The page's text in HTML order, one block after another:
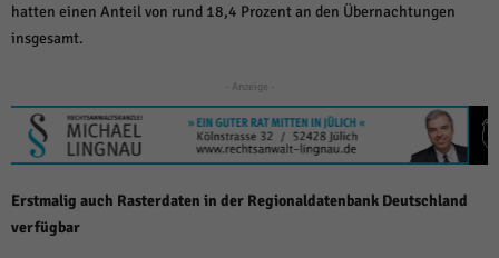
hatten einen Anteil von rund 18,4 Prozent an den Übernachtungen
insgesamt.
- Anzeige -
Erstmalig auch Rasterdaten in der Regionaldatenbank Deutschland
verfügbar